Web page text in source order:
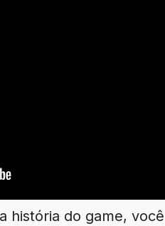
história do game,